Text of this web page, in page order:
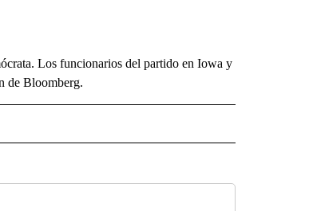
Los funcionarios del partido en Iowa y
de Bloomberg.
ABOUT NEW PAGES ON "NOTICIAS".